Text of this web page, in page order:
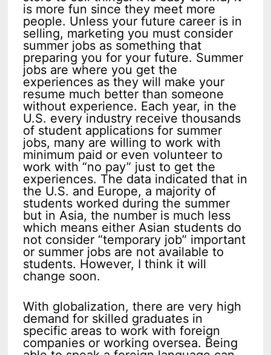
is more fun since they meet more
people. Unless your future career is in
selling, marketing you must consider
summer jobs as something that
preparing you for your future. Summer
jobs are where you get the
experiences as they will make your
resume much better than someone
without experience. Each year, in the
U.S. every industry receive thousands
of student applications for summer
jobs, many are willing to work with
minimum paid or even volunteer to
work with “no pay” just to get the
experiences. The data indicated that in
the U.S. and Europe, a majority of
students worked during the summer
but in Asia, the number is much less
which means either Asian students do
not consider “temporary job” important
or summer jobs are not available to
students. However, I think it will
change soon.
With globalization, there are very high
demand for skilled graduates in
specific areas to work with foreign
companies or working oversea. Being